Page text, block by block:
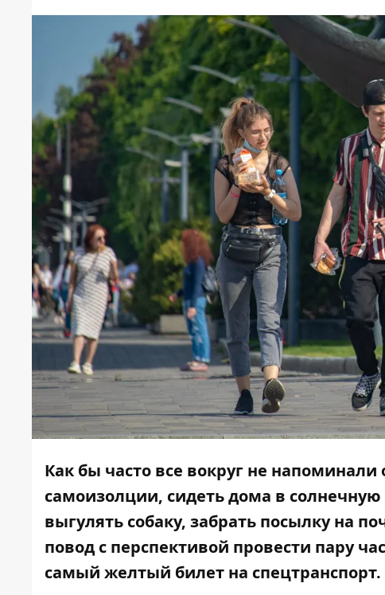
Как бы часто все вокруг не
самоизолции, сидеть дома в
выгулять собаку, забрать посылку на
повод с перспективой провести пару
самый желтый билет на спецтранспорт.